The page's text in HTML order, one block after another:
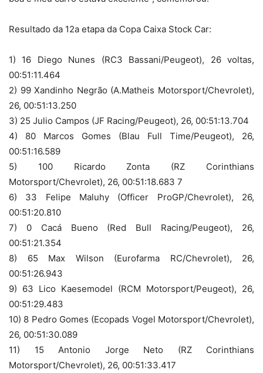
Resultado da 12a etapa da Copa Caixa Stock Car:
1) 16 Diego Nunes (RC3 Bassani/Peugeot), 26 voltas,
00:51:11.464
2) 99 Xandinho Negrão (A.Matheis Motorsport/Chevrolet),
26, 00:51:13.250
3) 25 Julio Campos (JF Racing/Peugeot), 26, 00:51:13.704
4) 80 Marcos Gomes (Blau Full Time/Peugeot), 26,
00:51:16.589
5) 100 Ricardo Zonta (RZ Corinthians
Motorsport/Chevrolet), 26, 00:51:18.683 7
6) 33 Felipe Maluhy (Officer ProGP/Chevrolet), 26,
00:51:20.810
7) 0 Cacá Bueno (Red Bull Racing/Peugeot), 26,
00:51:21.354
8) 65 Max Wilson (Eurofarma RC/Chevrolet), 26,
00:51:26.943
9) 63 Lico Kaesemodel (RCM Motorsport/Peugeot), 26,
00:51:29.483
10) 8 Pedro Gomes (Ecopads Vogel Motorsport/Chevrolet),
26, 00:51:30.089
11) 15 Antonio Jorge Neto (RZ Corinthians
Motorsport/Chevrolet), 26, 00:51:33.417